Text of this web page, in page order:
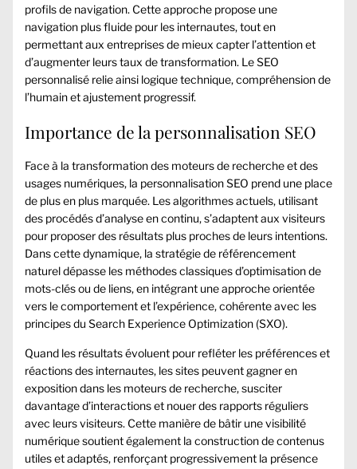
profils de navigation. Cette approche propose une
navigation plus fluide pour les internautes, tout en
permettant aux entreprises de mieux capter l’attention et
d’augmenter leurs taux de transformation. Le SEO
personnalisé relie ainsi logique technique, compréhension de
l’humain et ajustement progressif.
Importance de la personnalisation SEO
Face à la transformation des moteurs de recherche et des
usages numériques, la personnalisation SEO prend une place
de plus en plus marquée. Les algorithmes actuels, utilisant
des procédés d’analyse en continu, s’adaptent aux visiteurs
pour proposer des résultats plus proches de leurs intentions.
Dans cette dynamique, la stratégie de référencement
naturel dépasse les méthodes classiques d’optimisation de
mots-clés ou de liens, en intégrant une approche orientée
vers le comportement et l’expérience, cohérente avec les
principes du Search Experience Optimization (SXO).
Quand les résultats évoluent pour refléter les préférences et
réactions des internautes, les sites peuvent gagner en
exposition dans les moteurs de recherche, susciter
davantage d’interactions et nouer des rapports réguliers
avec leurs visiteurs. Cette manière de bâtir une visibilité
numérique soutient également la construction de contenus
utiles et adaptés, renforçant progressivement la présence